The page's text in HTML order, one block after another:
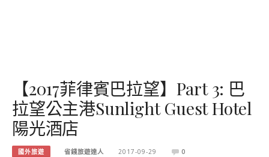
【2017菲律賓巴拉望】Part 3: 巴
拉望公主港Sunlight Guest Hotel
陽光酒店
國外旅遊 省錢旅遊達人 2017-09-29 0